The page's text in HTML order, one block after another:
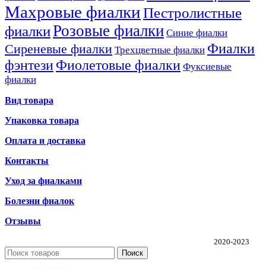
Махровые фиалкиПестролистные
фиалкиРозовые фиалки Синие фиалки
Сиреневые фиалки Трехцветные фиалки Фиалки
фэнтезиФиолетовые фиалки Фуксиевые
фиалки
Вид товара
Упаковка товара
Оплата и доставка
Контакты
Уход за фиалками
Болезни фиалок
Отзывы
2020-2023
Поиск